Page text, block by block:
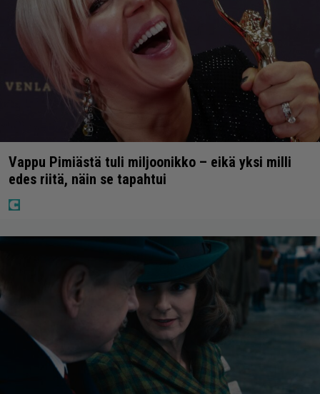
Vappu Pimiästä tuli miljoonikko – eikä yksi milli
edes riitä, näin se tapahtui